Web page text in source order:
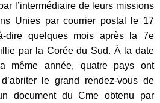
l’intermédiaire de leurs missions
Unies par courrier postal le 17
dire quelques mois après la 7e
par la Corée du Sud. À la date
même année, quatre pays ont
le grand rendez-vous de
document du Cme obtenu par